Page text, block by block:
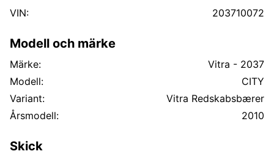
VIN: 203710072
Modell och märke
Märke:
Vitra - 2037
Modell:
CITY
Variant:
Vitra Redskabsbærer
Årsmodell:
2010
Skick